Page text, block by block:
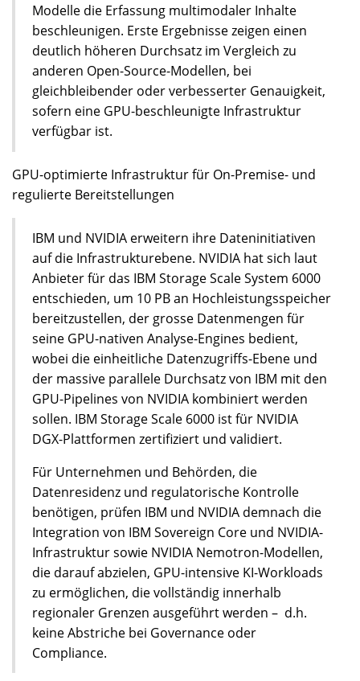
Modelle die Erfassung multimodaler Inhalte
beschleunigen. Erste Ergebnisse zeigen einen
deutlich höheren Durchsatz im Vergleich zu
anderen Open-Source-Modellen, bei
gleichbleibender oder verbesserter Genauigkeit,
sofern eine GPU-beschleunigte Infrastruktur
verfügbar ist.
GPU-optimierte Infrastruktur für On-Premise- und
regulierte Bereitstellungen
IBM und NVIDIA erweitern ihre Dateninitiativen
auf die Infrastrukturebene. NVIDIA hat sich laut
Anbieter für das IBM Storage Scale System 6000
entschieden, um 10 PB an Hochleistungsspeicher
bereitzustellen, der grosse Datenmengen für
seine GPU-nativen Analyse-Engines bedient,
wobei die einheitliche Datenzugriffs-Ebene und
der massive parallele Durchsatz von IBM mit den
GPU-Pipelines von NVIDIA kombiniert werden
sollen. IBM Storage Scale 6000 ist für NVIDIA
DGX-Plattformen zertifiziert und validiert.
Für Unternehmen und Behörden, die
Datenresidenz und regulatorische Kontrolle
benötigen, prüfen IBM und NVIDIA demnach die
Integration von IBM Sovereign Core und NVIDIA-
Infrastruktur sowie NVIDIA Nemotron-Modellen,
die darauf abzielen, GPU-intensive KI-Workloads
zu ermöglichen, die vollständig innerhalb
regionaler Grenzen ausgeführt werden – d.h.
keine Abstriche bei Governance oder
Compliance.